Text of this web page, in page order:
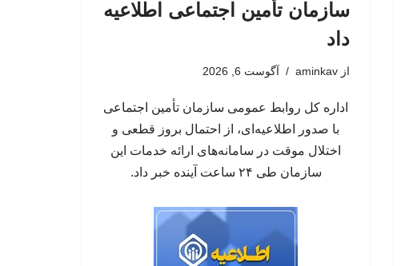
سازمان تأمین اجتماعی اطلاعیه
داد
از aminkav آگوست 6, 2026
اداره کل روابط عمومی سازمان تأمین اجتماعی
با صدور اطلاعیه‌ای، از احتمال بروز قطعی و
اختلال موقت در سامانه‌های ارائه خدمات این
سازمان طی ۲۴ ساعت آینده خبر داد.